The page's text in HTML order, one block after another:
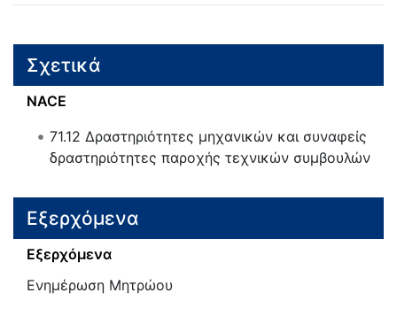
Σχετικά
NACE
71.12 Δραστηριότητες μηχανικών και συναφείς
δραστηριότητες παροχής τεχνικών συμβουλών
Εξερχόμενα
Εξερχόμενα
Ενημέρωση Μητρώου